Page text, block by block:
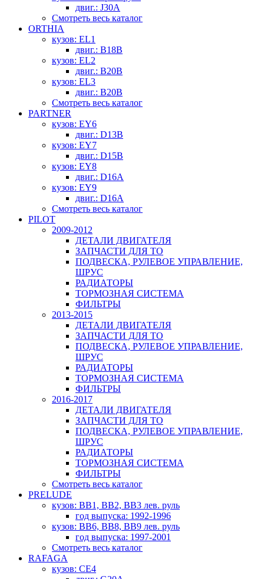
двиг.: J30A
Смотреть весь каталог
ORTHIA
кузов: EL1
двиг.: B18B
кузов: EL2
двиг.: B20B
кузов: EL3
двиг.: B20B
Смотреть весь каталог
PARTNER
кузов: EY6
двиг.: D13B
кузов: EY7
двиг.: D15B
кузов: EY8
двиг.: D16A
кузов: EY9
двиг.: D16A
Смотреть весь каталог
PILOT
2009-2012
ДЕТАЛИ ДВИГАТЕЛЯ
ЗАПЧАСТИ ДЛЯ ТО
ПОДВЕСКА, РУЛЕВОЕ УПРАВЛЕНИЕ,
ШРУС
РАДИАТОРЫ
ТОРМОЗНАЯ СИСТЕМА
ФИЛЬТРЫ
2013-2015
ДЕТАЛИ ДВИГАТЕЛЯ
ЗАПЧАСТИ ДЛЯ ТО
ПОДВЕСКА, РУЛЕВОЕ УПРАВЛЕНИЕ,
ШРУС
РАДИАТОРЫ
ТОРМОЗНАЯ СИСТЕМА
ФИЛЬТРЫ
2016-2017
ДЕТАЛИ ДВИГАТЕЛЯ
ЗАПЧАСТИ ДЛЯ ТО
ПОДВЕСКА, РУЛЕВОЕ УПРАВЛЕНИЕ,
ШРУС
РАДИАТОРЫ
ТОРМОЗНАЯ СИСТЕМА
ФИЛЬТРЫ
Смотреть весь каталог
PRELUDE
кузов: BB1, BB2, BB3 лев. руль
год выпуска: 1992-1996
кузов: BB6, BB8, BB9 лев. руль
год выпуска: 1997-2001
Смотреть весь каталог
RAFAGA
кузов: CE4